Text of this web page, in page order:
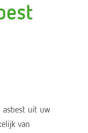
asbest uit uw
van